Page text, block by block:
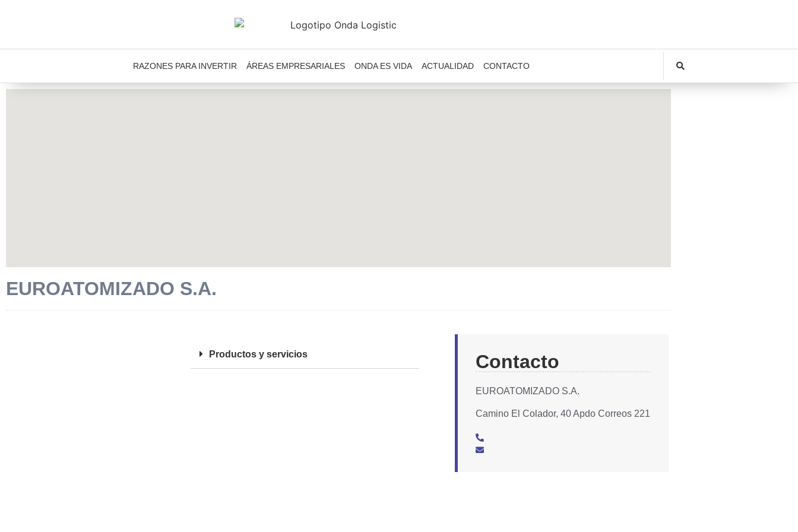
RAZONES PARA INVERTIR ÁREAS EMPRESARIALES ONDA ES VIDA ACTUALIDAD CONTACTO
EUROATOMIZADO S.A.
Productos y servicios Contacto
EUROATOMIZADO S.A.
Camino El Colador, 40 Apdo Correos 221